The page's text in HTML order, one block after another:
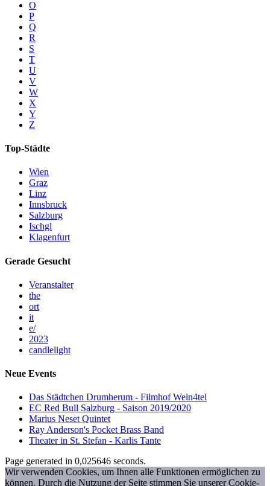
O
P
Q
R
S
T
U
V
W
X
Y
Z
Top-Städte
Wien
Graz
Linz
Innsbruck
Salzburg
Ischgl
Klagenfurt
Gerade Gesucht
Veranstalter
the
ort
it
e/
2023
candlelight
Neue Events
Das Städtchen Drumherum - Filmhof Wein4tel
EC Red Bull Salzburg - Saison 2019/2020
Marius Neset Quintet
Ray Anderson's Pocket Brass Band
Theater in St. Stefan - Karlis Tante
Page generated in 0,025646 seconds.
Wir verwenden Cookies, um Ihnen alle Funktionen ermöglichen zu
können. Durch die Nutzung der Seite stimmen Sie unserer Cookie-